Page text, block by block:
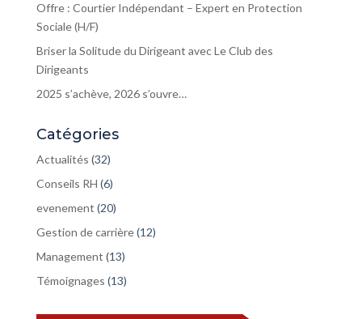
Offre : Courtier Indépendant – Expert en Protection
Sociale (H/F)
Briser la Solitude du Dirigeant avec Le Club des
Dirigeants
2025 s’achève, 2026 s’ouvre…
Catégories
Actualités (32)
Conseils RH (6)
evenement (20)
Gestion de carrière(12)
Management (13)
Témoignages (13)